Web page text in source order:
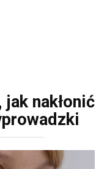
nakłonić